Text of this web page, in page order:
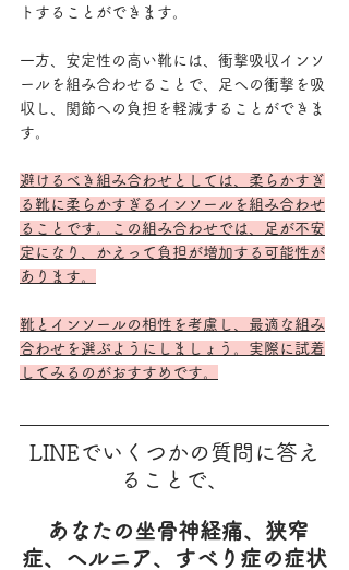
トすることができます。
一方、安定性の高い靴には、衝撃吸収インソ
ールを組み合わせることで、足への衝撃を吸
収し、関節への負担を軽減することができま
す。
避けるべき組み合わせとしては、柔らかすぎ
る靴に柔らかすぎるインソールを組み合わせ
ることです。この組み合わせでは、足が不安
定になり、かえって負担が増加する可能性が
あります。
靴とインソールの相性を考慮し、最適な組み
合わせを選ぶようにしましょう。実際に試着
してみるのがおすすめです。
LINEでいくつかの質問に答え
ることで、
あなたの坐骨神経痛、狭窄
症、ヘルニア、すべり症の症状